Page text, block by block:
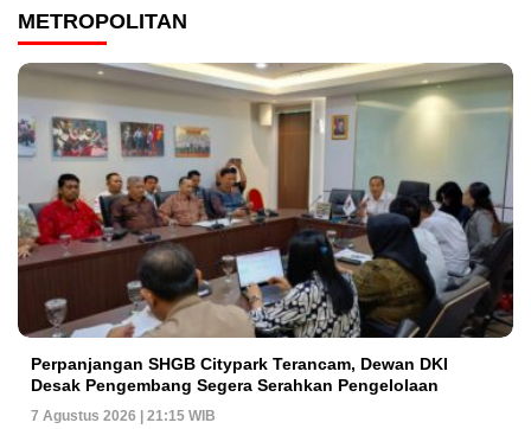
METROPOLITAN
Perpanjangan SHGB Citypark Terancam, Dewan DKI
Desak Pengembang Segera Serahkan Pengelolaan
7 Agustus 2026 | 21:15 WIB